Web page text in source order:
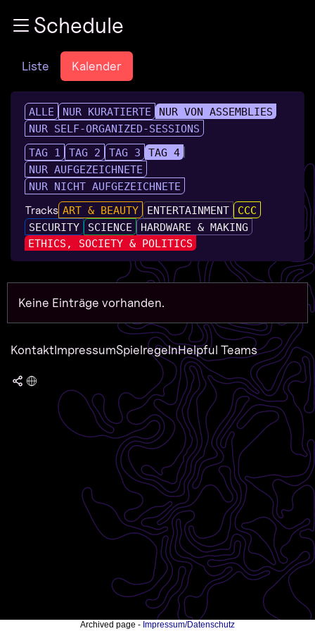
Zum InhaltSchedule
Liste Kalender
ALLE NUR KURATIERTE
NUR VON ASSEMBLIES
NUR SELF-ORGANIZED-SESSIONS
TAG 1
TAG 2 TAG 3
TAG 4
NUR AUFGEZEICHNETE
NUR NICHT AUFGEZEICHNETE
Tracks ART & BEAUTY ENTERTAINMENT
CCC
SECURITY
SCIENCE
HARDWARE & MAKING
ETHICS, SOCIETY & POLITICS
Keine Einträge vorhanden.
KontaktImpressumSpielregelnHelpful Teams
Archived page - Impressum/Datenschutz